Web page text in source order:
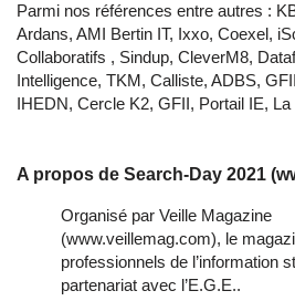
Parmi nos références entre autres :
Ardans, AMI Bertin IT, Ixxo, Coexel,
Collaboratifs , Sindup, CleverM8,
Intelligence, TKM, Calliste, ADBS,
IHEDN, Cercle K2, GFII, Portail IE,
A propos de Search-Day 2021
Organisé par Veille Magazine
(www.veillemag.com), le
professionnels de l’information
partenariat avec l’E.G.E..